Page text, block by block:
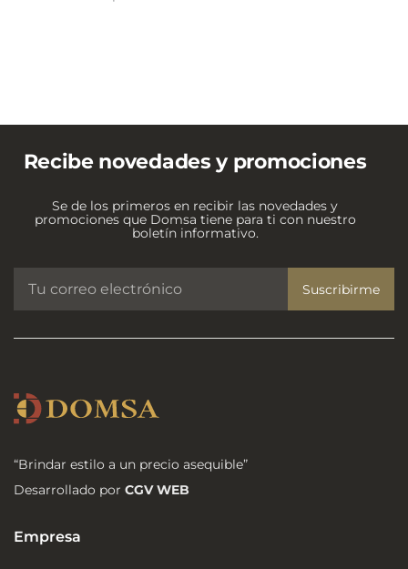
Recibe novedades y promociones
Se de los primeros en recibir las novedades y
promociones que Domsa tiene para ti con nuestro
boletín informativo.
Suscribirme
“Brindar estilo a un precio asequible”
Desarrollado por CGV WEB
Empresa